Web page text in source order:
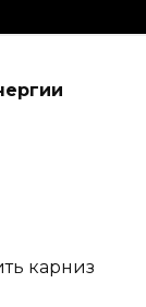
карниз